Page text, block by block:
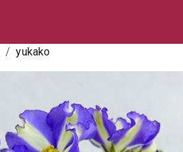
/ yukako